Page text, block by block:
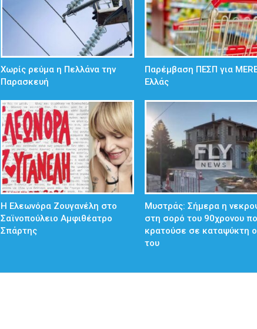
Χωρίς ρεύμα η Πελλάνα την
Παρασκευή
Παρέμβαση ΠΕΣΠ για
Ελλάς
Η Ελεωνόρα Ζουγανέλη στο
Σαϊνοπούλειο Αμφιθέατρο
Σπάρτης
Mυστράς: Σήμερα η
στη σορό του 90χρονου
κρατούσε σε καταψύκτη ο
του